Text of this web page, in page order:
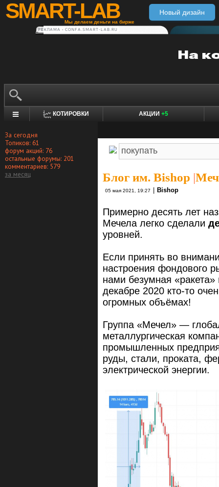
SMART-LAB
Мы делаем деньги на бирже
Новый дизайн
РЕКЛАМА • CONFA.SMART-LAB.RU
КОТИРОВКИ АКЦИИ +5
За сегодня
Топиков: 61
форум акций: 76
остальные форумы: 201
комментариев: 579
за месяц
Блог им. Bishop |
05 мая 2021, 19:27 Bishop
Примерно десять лет
Мечела легко сделали
уровней.
Если принять во
настроения фондового
нами безумная
декабре 2020 кто-то
огромных объёмах!
Группа «Мечел» —
металлургическая
промышленных
руды, стали, проката,
электрической энергии.